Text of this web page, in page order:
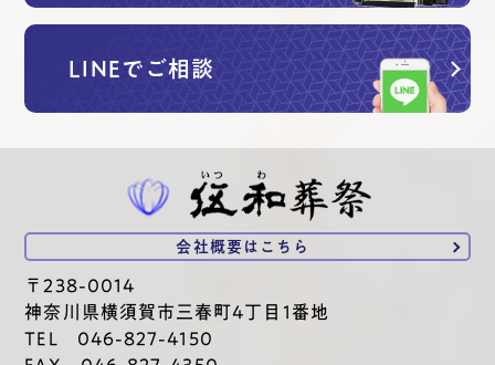
LINEでご相談
会社概要は こちら
〒238-0014
神奈川県横須賀市三春町4丁目1番地
TEL 046-827-4150